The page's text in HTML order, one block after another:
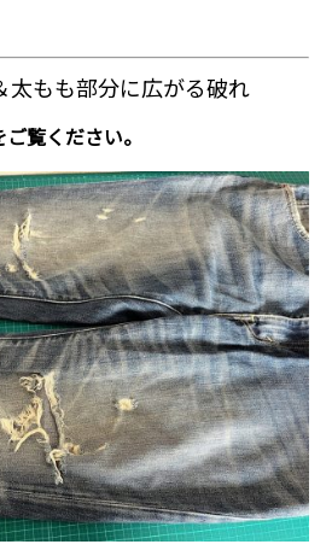
太もも部分に広がる破れ
覧ください。